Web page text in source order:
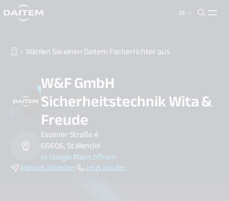
DE
search.label
Wählen Sie einen Daitem Facherrichter aus
W&F GmbH
Sicherheitstechnik Wita &
Freude
Essener Straße 4
66606, St.Wendel
In Google Maps öffnen
Angebot anfordern Jetzt anrufen